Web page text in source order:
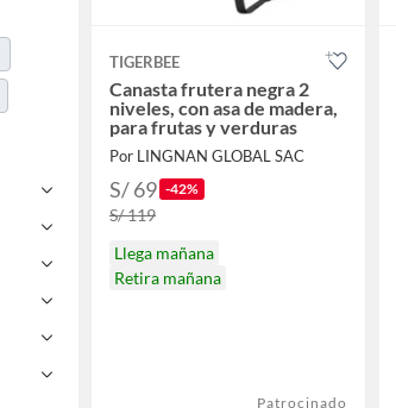
TIGERBEE
Canasta frutera negra 2
niveles, con asa de madera,
para frutas y verduras
Por LINGNAN GLOBAL SAC
S/ 69 -42%
S/ 119
Llega mañana
Retira mañana
Patrocinado